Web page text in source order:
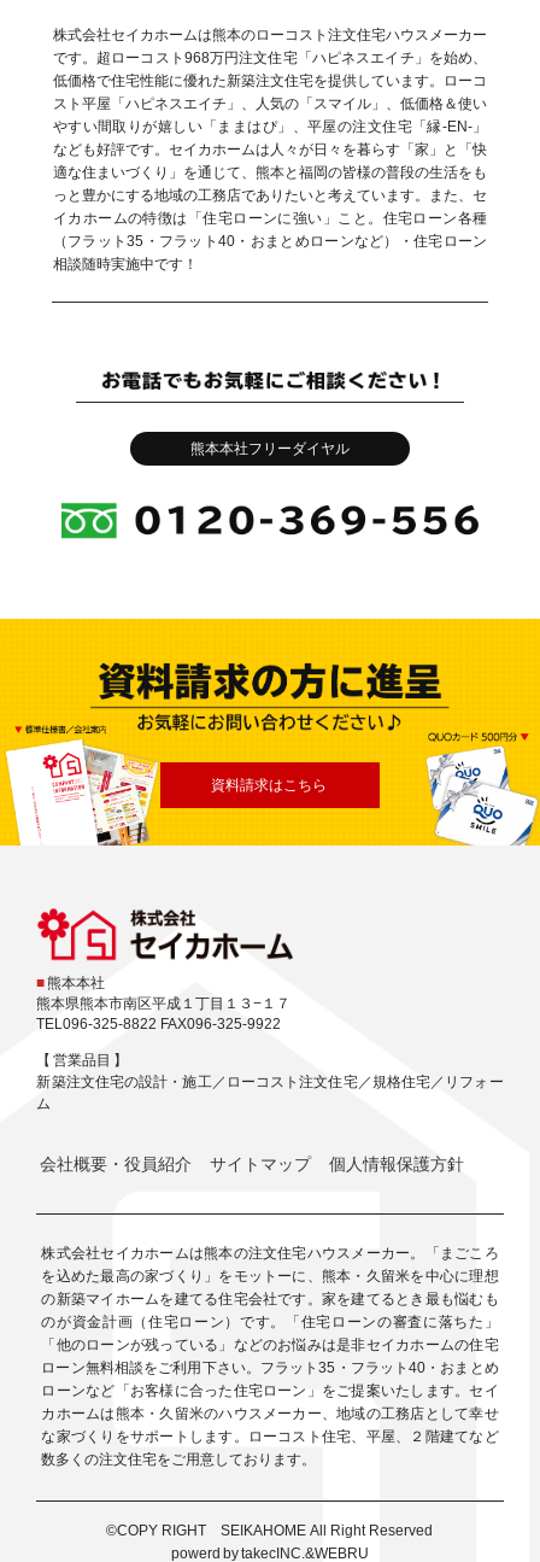
株式会社セイカホームは熊本のローコスト注文住宅ハウスメーカー
です。超ローコスト968万円注文住宅「ハピネスエイチ」を始め、
低価格で住宅性能に優れた新築注文住宅を提供しています。ローコ
スト平屋「ハピネスエイチ」、人気の「スマイル」、低価格＆使い
やすい間取りが嬉しい「ままはぴ」、平屋の注文住宅「縁-EN-」
なども好評です。セイカホームは人々が日々を暮らす「家」と「快
適な住まいづくり」を通じて、熊本と福岡の皆様の普段の生活をも
っと豊かにする地域の工務店でありたいと考えています。また、セ
イカホームの特徴は「住宅ローンに強い」こと。住宅ローン各種
（フラット35・フラット40・おまとめローンなど）・住宅ローン
相談随時実施中です！
熊本本社フリーダイヤル
資料請求はこちら
■熊本本社
熊本県熊本市南区平成１丁目１３−１７
TEL096-325-8822 FAX096-325-9922
【 営業品目 】
新築注文住宅の設計・施工／ローコスト注文住宅／規格住宅／リフォー
ム
会社概要・役員紹介 サイトマップ 個人情報保護方針
株式会社セイカホームは熊本の注文住宅ハウスメーカー。「まごころ
を込めた最高の家づくり」をモットーに、熊本・久留米を中心に理想
の新築マイホームを建てる住宅会社です。家を建てるとき最も悩むも
のが資金計画（住宅ローン）です。「住宅ローンの審査に落ちた」
「他のローンが残っている」などのお悩みは是非セイカホームの住宅
ローン無料相談をご利用下さい。フラット35・フラット40・おまとめ
ローンなど「お客様に合った住宅ローン」をご提案いたします。セイ
カホームは熊本・久留米のハウスメーカー、地域の工務店として幸せ
な家づくりをサポートします。ローコスト住宅、平屋、２階建てなど
数多くの注文住宅をご用意しております。
©COPY RIGHT SEIKAHOME All Right Reserved
powerd by takecINC.&WEBRU